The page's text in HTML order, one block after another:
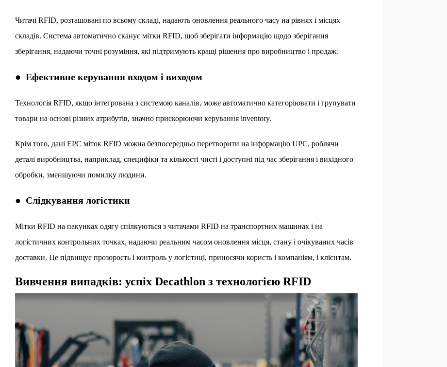
Читачі RFID, розташовані по всьому складі, надають оновлення реального часу на рівнях і місцях
складів. Система автоматично сканує мітки RFID, щоб зберігати інформацію щодо зберігання
зберігання, надаючи точні розуміння, які підтримують кращі рішення про виробництво і продаж.
● Ефективне керування входом і виходом
Технологія RFID, якщо інтегрована з системою каналів, може автоматично категоріювати і групувати
товари на основі різних атрибутів, значно прискорюючи керування inventory.
Крім того, дані EPC міток RFID можна безпосередньо перетворити на інформацію UPC, роблячи
деталі виробництва, наприклад, специфіки та кількості чисті і доступні під час зберігання і вихідного
обробки, зменшуючи помилку людини.
● Слідкування логістики
Мітки RFID на пакунках одягу спілкуються з читачами RFID на транспортних машинах і на
логістичних контрольних точках, надаючи реальним часом оновлення місця, стану і очікуваних часів
доставки. Це підвищує прозорость і контроль у логістиці, приносячи користь і компаніям, і клієнтам.
Вивчення випадків: успіх Decathlon з технологією RFID